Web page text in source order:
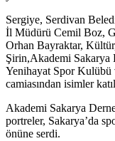
Sergiye, Serdivan
İl Müdürü Cemil Boz,
Orhan Bayraktar,
Şirin,Akademi Sakarya
Yenihayat Spor Kulübü
camiasından isimler
Akademi Sakarya
portreler, Sakarya’da
önüne serdi.